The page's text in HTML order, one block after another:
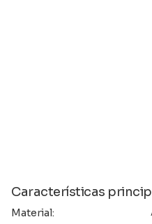
Características
Material: